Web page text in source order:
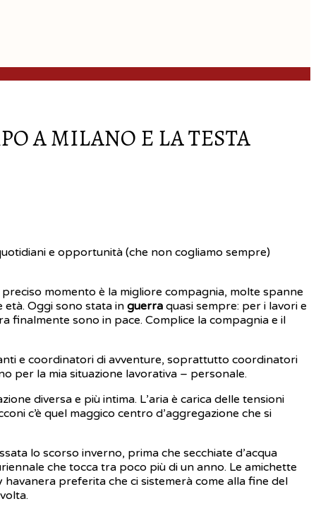
A MILANO E LA TESTA
e opportunità (che non cogliamo sempre)
momento è la migliore compagnia, molte spanne
età. Oggi sono stata in guerra quasi sempre: per i lavori e
finalmente sono in pace. Complice la compagnia e il
e coordinatori di avventure, soprattutto coordinatori
per la mia situazione lavorativa – personale.
diversa e più intima. L’aria è carica delle tensioni
c’è quel maggico centro d’aggregazione che si
lo scorso inverno, prima che secchiate d’acqua
che tocca tra poco più di un anno. Le amichette
preferita che ci sistemerà come alla fine del